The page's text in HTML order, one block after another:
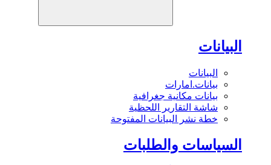
البيانات
البيانات
بيانات.امارات
بيانات مكانية جغرافية
شاشة التقارير اللحظية
خطة نشر البيانات المفتوحة
السياسات والطلبات